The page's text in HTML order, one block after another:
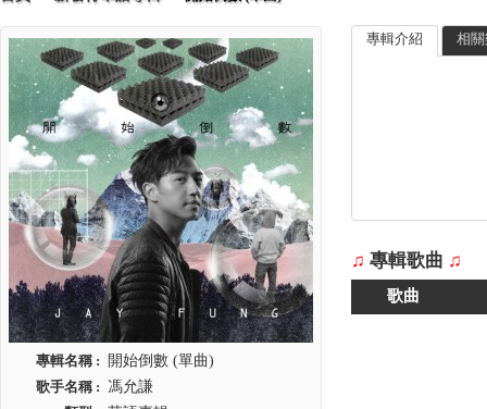
專輯名稱 :
開始倒數 (單曲)
歌手名稱 : 馮允謙
專輯介紹 相
♫ 專輯歌曲 ♫
歌曲